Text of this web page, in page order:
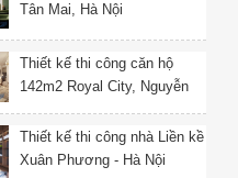
Tân Mai, Hà Nội
Thiết kế thi công căn hộ
142m2 Royal City, Nguyễn
Thiết kế thi công nhà Liền kề
Xuân Phương - Hà Nội